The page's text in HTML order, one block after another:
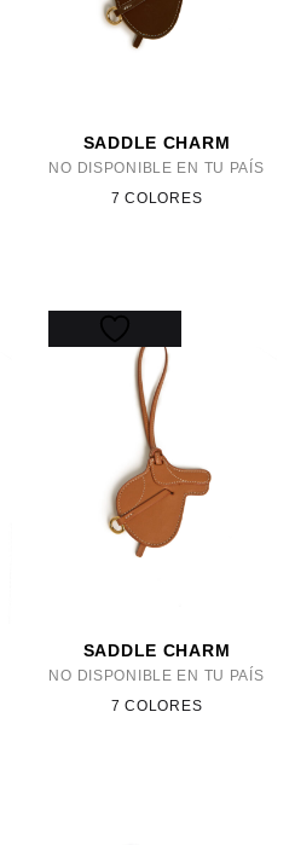
SADDLE CHARM
NO DISPONIBLE EN TU PAÍS
7 COLORES
SADDLE CHARM
NO DISPONIBLE EN TU PAÍS
7 COLORES